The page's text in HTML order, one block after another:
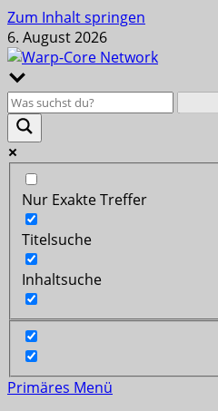
Zum Inhalt springen
6. August 2026
Nur Exakte Treffer
Titelsuche
Inhaltsuche
Primäres Menü